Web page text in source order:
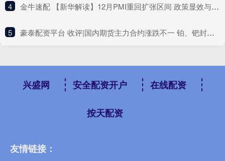
4 ​金牛速配 【新华解读】12月PMI重回扩张区间 政策显效与信心改善共促经济回升向好
5 ​豪泰配资平台 收评|国内期货主力合约涨跌不一 铂、钯封跌停板
兴盛网 安全配资开户 在线配资
按天配资
友情链接：